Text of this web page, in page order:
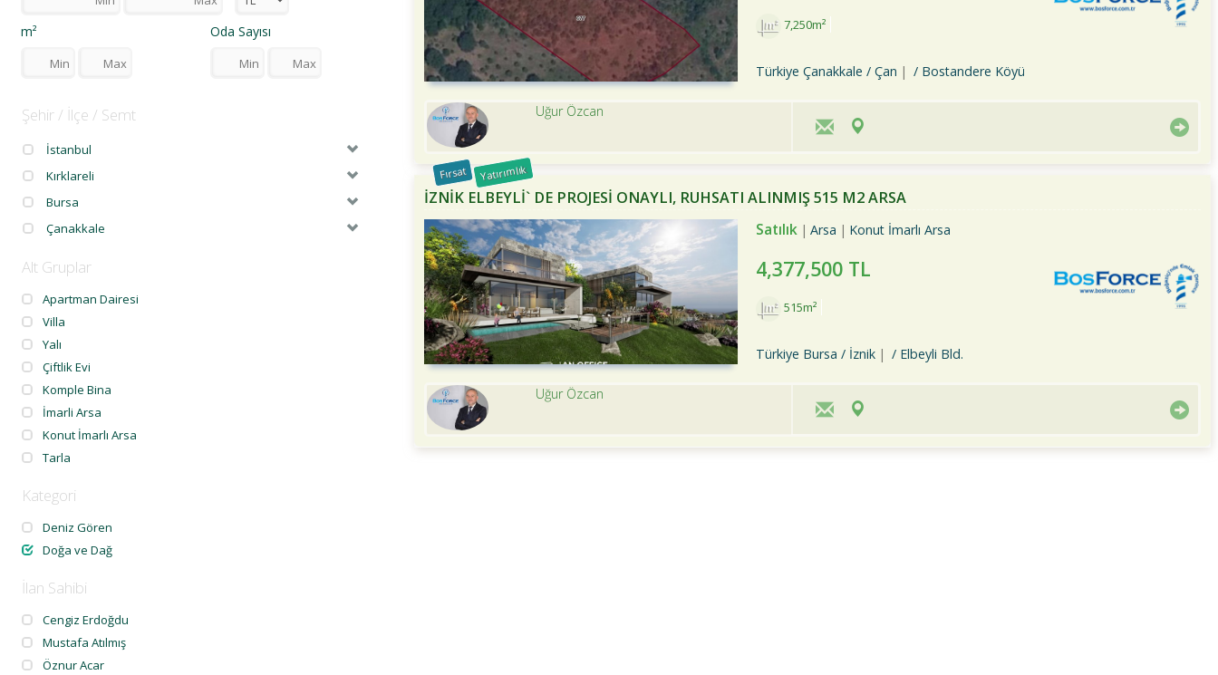
m² Oda Sayısı
Şehir / İlçe / Semt
İstanbul
Kırklareli
Bursa
Çanakkale
Alt Gruplar
Apartman Dairesi
Villa
Yalı
Çiftlik Evi
Komple Bina
İmarli Arsa
Konut İmarlı Arsa
Tarla
Kategori
Deniz Gören
Doğa ve Dağ
İlan Sahibi
Cengiz Erdoğdu
Mustafa Atılmış
Öznur Acar
7,250m²
Türkiye Çanakkale / Çan / Bostandere Köyü
Uğur Özcan
Fırsat Yatırımlık
İZNİK ELBEYLİ` DE PROJESİ ONAYLI, RUHSATI ALINMIŞ 515 M2 ARSA
Satılık
Arsa Konut İmarlı Arsa
4,377,500 TL
515m²
Türkiye Bursa / İznik / Elbeyli Bld.
Uğur Özcan